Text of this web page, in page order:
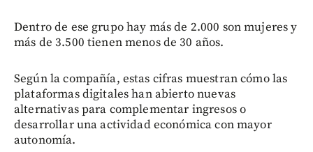
Dentro de ese grupo hay más de 2.000 son mujeres y
más de 3.500 tienen menos de 30 años.
Según la compañía, estas cifras muestran cómo las
plataformas digitales han abierto nuevas
alternativas para complementar ingresos o
desarrollar una actividad económica con mayor
autonomía.